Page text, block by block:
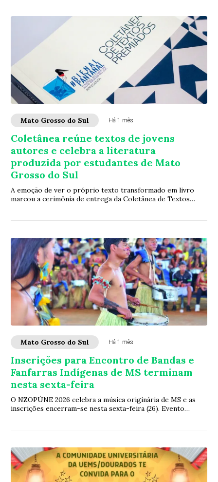
Mato Grosso do Sul Há 1 mês
Coletânea reúne textos de jovens
autores e celebra a literatura
produzida por estudantes de Mato
Grosso do Sul
A emoção de ver o próprio texto transformado em livro
marcou a cerimônia de entrega da Coletânea de Textos
Mato Grosso do Sul Há 1 mês
Inscrições para Encontro de Bandas e
Fanfarras Indígenas de MS terminam
nesta sexta-feira
O NZOPÚNE 2026 celebra a música originária de MS e as
inscrições encerram-se nesta sexta-feira (26). Evento